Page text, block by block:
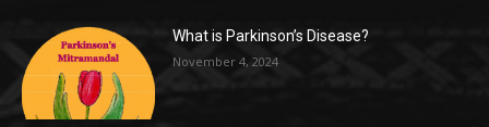
What is Parkinson’s Disease?
November 4, 2024